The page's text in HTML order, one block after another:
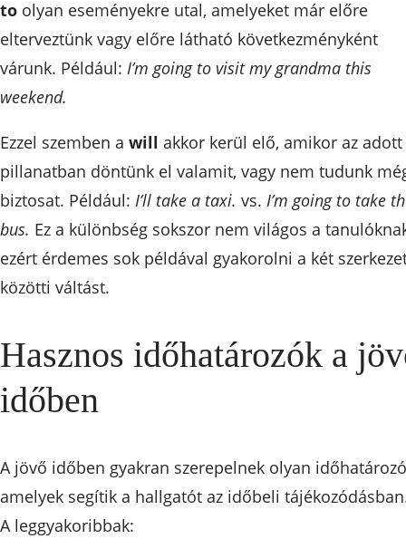
to olyan eseményekre utal, amelyeket már előre
elterveztünk vagy előre látható következményként
várunk. Például: I’m going to visit my grandma this
weekend.
Ezzel szemben a will akkor kerül elő, amikor az adott
pillanatban döntünk el valamit, vagy nem tudunk
biztosat. Például: I’ll take a taxi. vs. I’m going to take
bus. Ez a különbség sokszor nem világos a
ezért érdemes sok példával gyakorolni a két
közötti váltást.
Hasznos időhatározók a
időben
A jövő időben gyakran szerepelnek olyan
amelyek segítik a hallgatót az időbeli
A leggyakoribbak: